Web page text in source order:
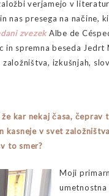
verjamejo v
nas presega na načine,
zvezekAlbe de
in spremna beseda
izkušnjah,
kar nekaj časa,
kasneje v svet
to smer?
Moji
umetnostna